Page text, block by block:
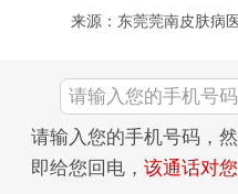
来源：东莞莞南皮肤病
请输入您的手机号码，
即给您回电， 该通话对